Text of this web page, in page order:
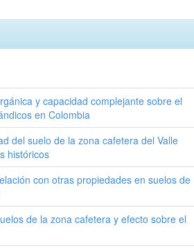
y capacidad complejante sobre el
en Colombia
del suelo de la zona cafetera del Valle
históricos
con otras propiedades en suelos de
de la zona cafetera y efecto sobre el